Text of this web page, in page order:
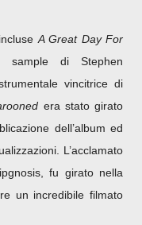
A Great Day For
di Stephen
vincitrice di
era stato girato
dell’album ed
L’acclamato
fu girato nella
un incredibile filmato